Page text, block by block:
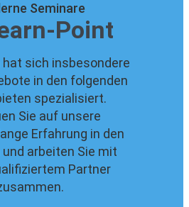
Seminare
Point
hat sich insbesondere
in den folgenden
spezialisiert.
Sie auf unsere
Erfahrung in den
arbeiten Sie mit
Partner